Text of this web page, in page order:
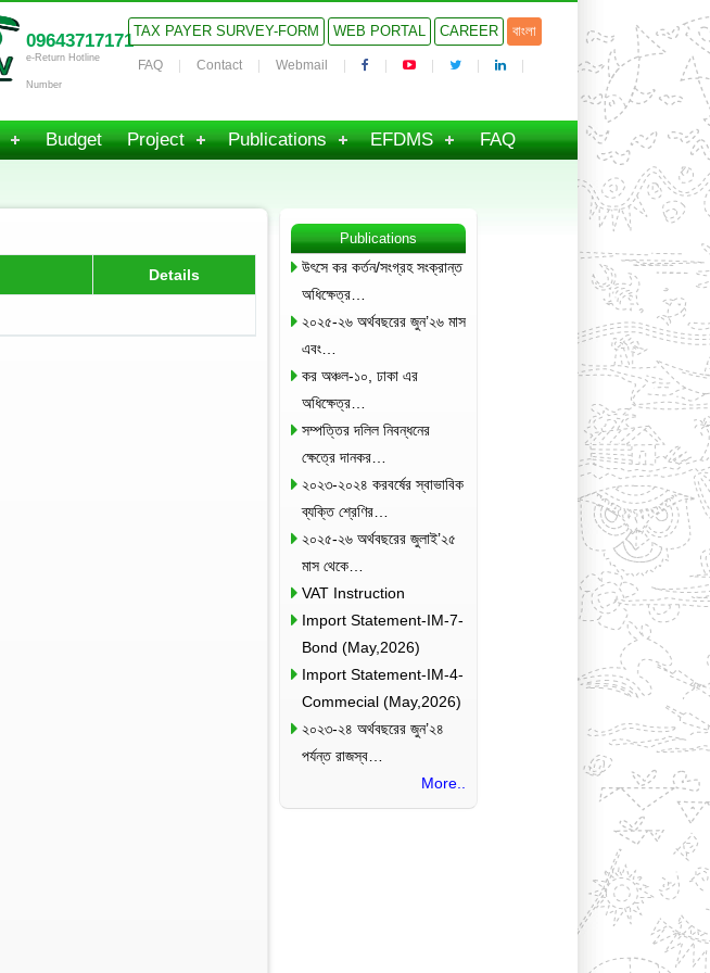
09643717171
e-Return Hotline
Number
TAX PAYER SURVEY-FORM WEB PORTAL CAREER বাংলা
FAQ Contact Webmail
Budget Project Publications EFDMS FAQ
Details
Publications
উৎসে কর কর্তন/সংগ্রহ সংক্রান্ত
অধিক্ষেত্র…
২০২৫-২৬ অর্থবছরের জুন’২৬ মাস
এবং…
কর অঞ্চল-১০, ঢাকা এর
অধিক্ষেত্র…
সম্পত্তির দলিল নিবন্ধনের
ক্ষেত্রে দানকর…
২০২৩-২০২৪ করবর্ষের স্বাভাবিক
ব্যক্তি শ্রেণির…
২০২৫-২৬ অর্থবছরের জুলাই’২৫
মাস থেকে…
VAT Instruction
Import Statement-IM-7-
Bond (May,2026)
Import Statement-IM-4-
Commecial (May,2026)
২০২৩-২৪ অর্থবছরের জুন’২৪
পর্যন্ত রাজস্ব…
More..